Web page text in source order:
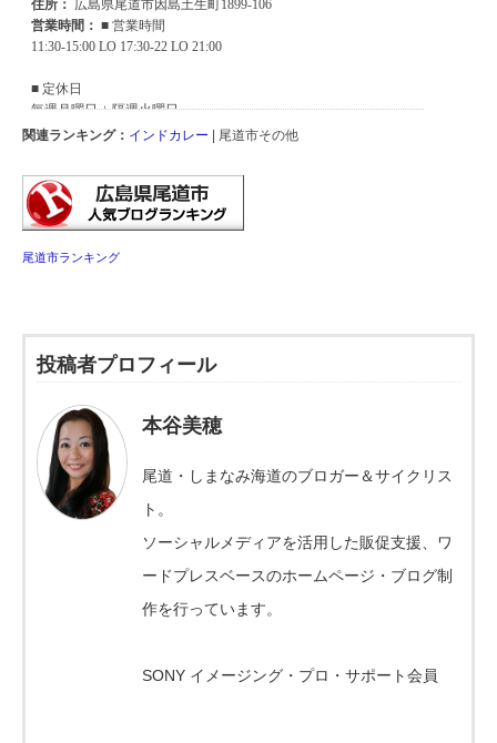
関連ランキング： インドカレー | 尾道市その他
尾道市ランキング
投稿者プロフィール
本谷美穂
尾道・しまなみ海道のブロガー＆サイクリス
ト。
ソーシャルメディアを活用した販促支援、ワ
ードプレスベースのホームページ・ブログ制
作を行っています。
SONY イメージング・プロ・サポート会員